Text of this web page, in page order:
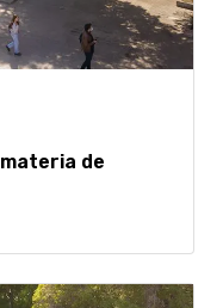
de